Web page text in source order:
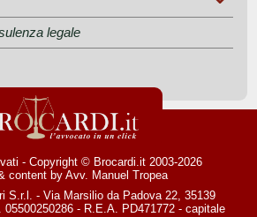
legale
- Copyright © Brocardi.it 2003-2026
content by Avv. Manuel Tropea
S.r.l. - Via Marsilio da Padova 22, 35139
05500250286 - R.E.A. PD471772 - capitale